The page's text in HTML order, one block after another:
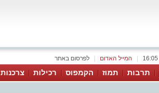
לפרסום באתר המייל האדום
תרבות תמוז הקמפוס רכילות צרכנות